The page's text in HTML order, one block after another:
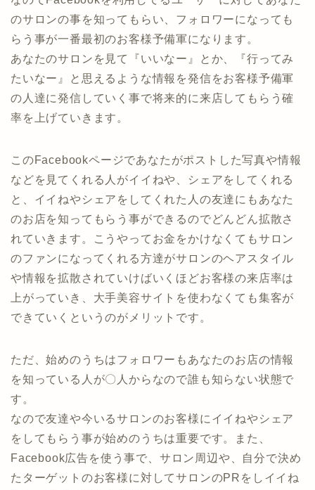
のサロンの事を知ってもらい、フォロワーになっても
らう事が一番最初のお客様予備軍になります。
あなたのサロンを見て『いいなー』とか、『行ってみ
たいなー』と思えるような情報を発信をお客様予備軍
の人達に発信していく事で将来的に来店してもらう確
率を上げていきます。
このFacebookページであなたがポストした写真や情報
などを見てくれる人がイイねや、シェアをしてくれる
と、イイねやシェアをしてくれた人の友達にもあなた
のお店を知ってもらう事ができるのでどんどん拡散さ
れていきます。こうやってお金をかけなくてもサロン
のファンになってくれる方達がサロンのヘアスタイル
や情報を拡散されていけばいくほどお客様の来店率は
上がっていき、大手美容サイトを使わなくても集客が
できていくというのがメリットです。
ただ、始めのうちはフォロワーもあなたのお店の情報
を知っている人が〇人からなので誰も知らない状態で
す。
なので友達や今いるサロンのお客様にイイねやシェア
をしてもらう事が始めのうちは重要です。また、
Facebook広告を使う事で、サロン周辺や、自分で決め
たターゲットのお客様に対してサロンのPRをしイイね